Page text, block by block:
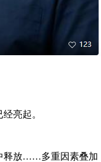
亮起。
放……多重因素叠加